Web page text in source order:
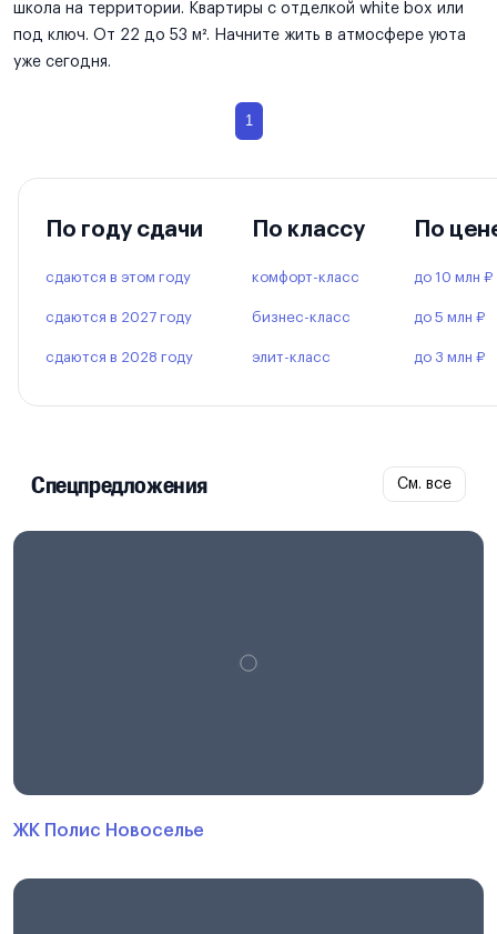
школа на территории. Квартиры с отделкой white box или
под ключ. От 22 до 53 м². Начните жить в атмосфере уюта
уже сегодня.
1
По году сдачи
сдаются в этом году
сдаются в 2027 году
сдаются в 2028 году
По классу
комфорт-класс
бизнес-класс
элит-класс
По
до 10 млн ₽
до 5 млн ₽
до 3 млн ₽
Спецпредложения См. все
ЖК Полис Новоселье